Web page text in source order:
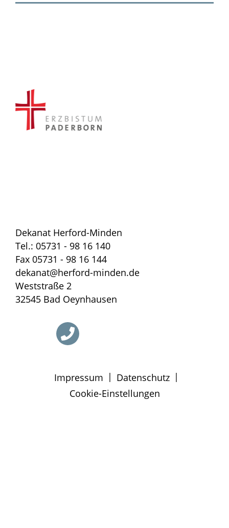
Dekanat Herford-Minden
Tel.: 05731 - 98 16 140
Fax 05731 - 98 16 144
dekanat@herford-minden.de
Weststraße 2
32545 Bad Oeynhausen
Impressum | Datenschutz |
Cookie-Einstellungen